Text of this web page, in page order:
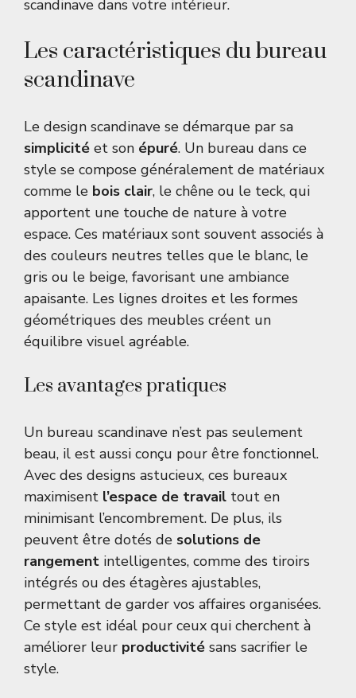
scandinave dans votre intérieur.
Les caractéristiques du bureau
scandinave
Le design scandinave se démarque par sa
simplicité et son épuré. Un bureau dans ce
style se compose généralement de matériaux
comme le bois clair, le chêne ou le teck, qui
apportent une touche de nature à votre
espace. Ces matériaux sont souvent associés à
des couleurs neutres telles que le blanc, le
gris ou le beige, favorisant une ambiance
apaisante. Les lignes droites et les formes
géométriques des meubles créent un
équilibre visuel agréable.
Les avantages pratiques
Un bureau scandinave n’est pas seulement
beau, il est aussi conçu pour être fonctionnel.
Avec des designs astucieux, ces bureaux
maximisent l’espace de travail tout en
minimisant l’encombrement. De plus, ils
peuvent être dotés de solutions de
rangement intelligentes, comme des tiroirs
intégrés ou des étagères ajustables,
permettant de garder vos affaires organisées.
Ce style est idéal pour ceux qui cherchent à
améliorer leur productivité sans sacrifier le
style.